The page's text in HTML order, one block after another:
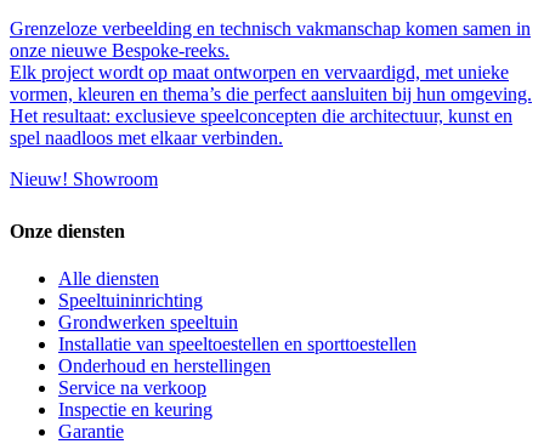
Grenzeloze verbeelding en technisch vakmanschap komen samen in
onze nieuwe Bespoke-reeks.
Elk project wordt op maat ontworpen en vervaardigd, met unieke
vormen, kleuren en thema’s die perfect aansluiten bij hun omgeving.
Het resultaat: exclusieve speelconcepten die architectuur, kunst en
spel naadloos met elkaar verbinden.
Nieuw! Showroom
Onze diensten
Alle diensten
Speeltuininrichting
Grondwerken speeltuin
Installatie van speeltoestellen en sporttoestellen
Onderhoud en herstellingen
Service na verkoop
Inspectie en keuring
Garantie